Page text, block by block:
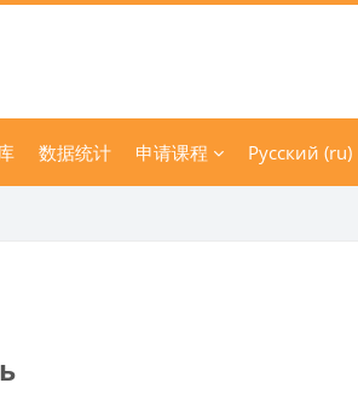
数据统计 申请课程 Русский ‎(ru)‎